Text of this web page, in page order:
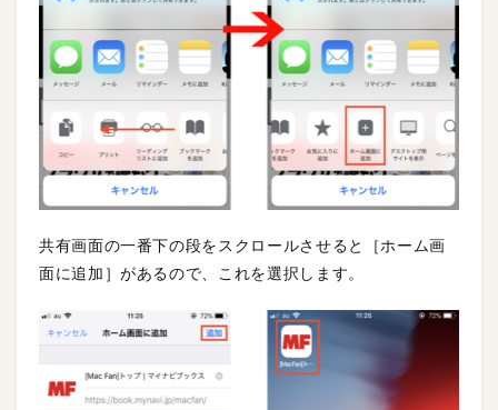
共有画面の一番下の段をスクロールさせると［ホーム画
面に追加］があるので、これを選択します。